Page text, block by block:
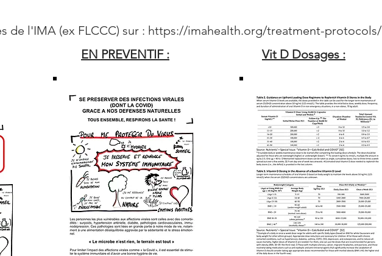
de l'IMA (ex FLCCC) sur : https://imahealth.org/treatment-protocols/
EN PREVENTIF : Vit D Dosages :